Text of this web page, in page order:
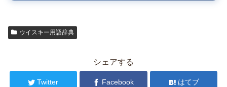
ウイスキー用語辞典
シェアする
Twitter Facebook はてブ